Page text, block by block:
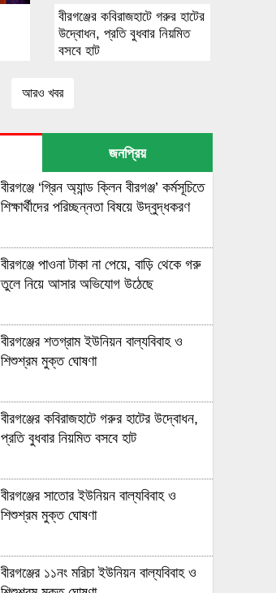
বীরগঞ্জের কবিরাজহাটে গরুর হাটের
উদ্বোধন, প্রতি বুধবার নিয়মিত
বসবে হাট
আরও খবর
জনপ্রিয়
বীরগঞ্জে ‘গ্রিন অ্যান্ড ক্লিন বীরগঞ্জ’ কর্মসূচিতে
শিক্ষার্থীদের পরিচ্ছন্নতা বিষয়ে উদ্বুদ্ধকরণ
বীরগঞ্জে পাওনা টাকা না পেয়ে, বাড়ি থেকে গরু
তুলে নিয়ে আসার অভিযোগ উঠেছে
বীরগঞ্জের শতগ্রাম ইউনিয়ন বাল্যবিবাহ ও
শিশুশ্রম মুক্ত ঘোষণা
বীরগঞ্জের কবিরাজহাটে গরুর হাটের উদ্বোধন,
প্রতি বুধবার নিয়মিত বসবে হাট
বীরগঞ্জের সাতোর ইউনিয়ন বাল্যবিবাহ ও
শিশুশ্রম মুক্ত ঘোষণা
বীরগঞ্জের ১১নং মরিচা ইউনিয়ন বাল্যবিবাহ ও